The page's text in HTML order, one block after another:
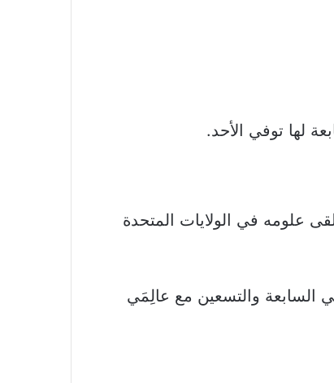
عام 1922 في ألمانيا والذي نشأ وتلقى علومه في الولايات المتحدة
في السابعة والتسعين مع عالِمَي